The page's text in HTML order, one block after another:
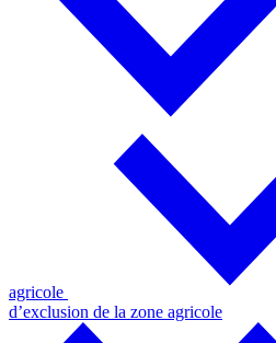
agricole
d’exclusion de la zone agricole